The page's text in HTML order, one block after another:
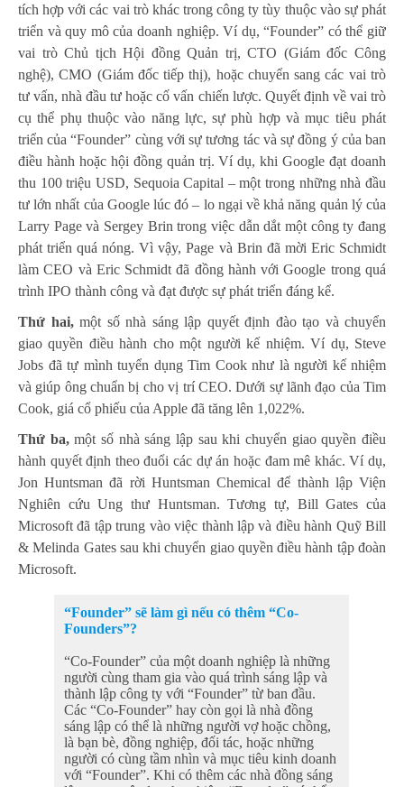
tích hợp với các vai trò khác trong công ty tùy thuộc vào sự phát
triển và quy mô của doanh nghiệp. Ví dụ, “Founder” có thể giữ
vai trò Chủ tịch Hội đồng Quản trị, CTO (Giám đốc Công
nghệ), CMO (Giám đốc tiếp thị), hoặc chuyển sang các vai trò
tư vấn, nhà đầu tư hoặc cố vấn chiến lược. Quyết định về vai trò
cụ thể phụ thuộc vào năng lực, sự phù hợp và mục tiêu phát
triển của “Founder” cùng với sự tương tác và sự đồng ý của ban
điều hành hoặc hội đồng quản trị. Ví dụ, khi Google đạt doanh
thu 100 triệu USD, Sequoia Capital – một trong những nhà đầu
tư lớn nhất của Google lúc đó – lo ngại về khả năng quản lý của
Larry Page và Sergey Brin trong việc dẫn dắt một công ty đang
phát triển quá nóng. Vì vậy, Page và Brin đã mời Eric Schmidt
làm CEO và Eric Schmidt đã đồng hành với Google trong quá
trình IPO thành công và đạt được sự phát triển đáng kể.
Thứ hai,một số nhà sáng lập quyết định đào tạo và chuyển
giao quyền điều hành cho một người kế nhiệm. Ví dụ, Steve
Jobs đã tự mình tuyển dụng Tim Cook như là người kế nhiệm
và giúp ông chuẩn bị cho vị trí CEO. Dưới sự lãnh đạo của Tim
Cook, giá cổ phiếu của Apple đã tăng lên 1,022%.
Thứ ba,một số nhà sáng lập sau khi chuyển giao quyền điều
hành quyết định theo đuổi các dự án hoặc đam mê khác. Ví dụ,
Jon Huntsman đã rời Huntsman Chemical để thành lập Viện
Nghiên cứu Ung thư Huntsman. Tương tự, Bill Gates của
Microsoft đã tập trung vào việc thành lập và điều hành Quỹ Bill
& Melinda Gates sau khi chuyển giao quyền điều hành tập đoàn
Microsoft.
“Founder” sẽ làm gì nếu có thêm “Co-
Founders”?
“Co-Founder” của một doanh nghiệp là những
người cùng tham gia vào quá trình sáng lập và
thành lập công ty với “Founder” từ ban đầu.
Các “Co-Founder” hay còn gọi là nhà đồng
sáng lập có thể là những người vợ hoặc chồng,
là bạn bè, đồng nghiệp, đối tác, hoặc những
người có cùng tầm nhìn và mục tiêu kinh doanh
với “Founder”. Khi có thêm các nhà đồng sáng